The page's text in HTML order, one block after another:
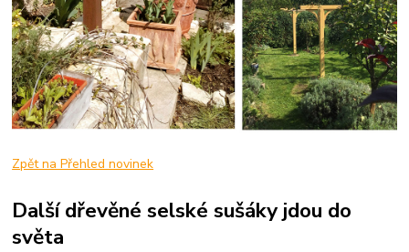
Zpět na Přehled novinek
Další dřevěné selské sušáky jdou do
světa